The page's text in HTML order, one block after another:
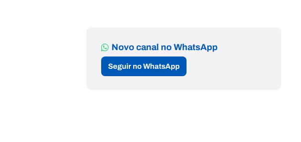
Novo canal no WhatsApp
Seguir no WhatsApp